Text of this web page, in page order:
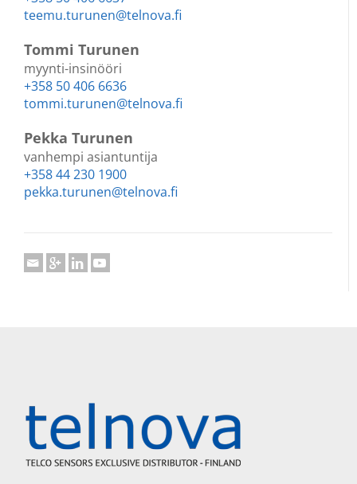
teemu.turunen@telnova.fi
Tommi Turunen
myynti-insinööri
+358 50 406 6636
tommi.turunen@telnova.fi
Pekka Turunen
vanhempi asiantuntija
+358 44 230 1900
pekka.turunen@telnova.fi